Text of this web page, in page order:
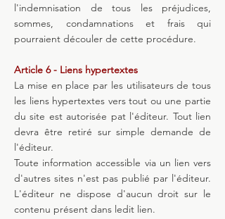
l'indemnisation de tous les préjudices,
sommes, condamnations et frais qui
pourraient découler de cette procédure.
Article 6 - Liens hypertextes
La mise en place par les utilisateurs de tous
les liens hypertextes vers tout ou une partie
du site est autorisée pat l'éditeur. Tout lien
devra être retiré sur simple demande de
l'éditeur.
Toute information accessible via un lien vers
d'autres sites n'est pas publié par l'éditeur.
L'éditeur ne dispose d'aucun droit sur le
contenu présent dans ledit lien.